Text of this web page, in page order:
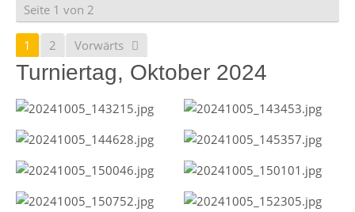
Seite 1 von 2
1 2 Vorwärts
Turniertag, Oktober 2024